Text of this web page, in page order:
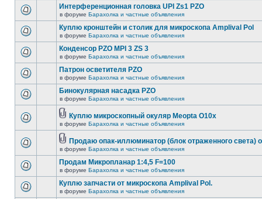
Интерференционная головка UPI Zs1 PZO
в форуме Барахолка и частные объявления
Куплю кронштейн и столик для микроскопа Amplival Pol
в форуме Барахолка и частные объявления
Конденсор PZO MPI 3 ZS 3
в форуме Барахолка и частные объявления
Патрон осветителя PZO
в форуме Барахолка и частные объявления
Бинокулярная насадка PZO
в форуме Барахолка и частные объявления
Куплю микроскопный окуляр Meopta O10x
в форуме Барахолка и частные объявления
Продаю опак-иллюминатор (блок отраженного света)
в форуме Барахолка и частные объявления
Продам Микропланар 1:4,5 F=100
в форуме Барахолка и частные объявления
Куплю запчасти от микроскопа Amplival Pol.
в форуме Барахолка и частные объявления